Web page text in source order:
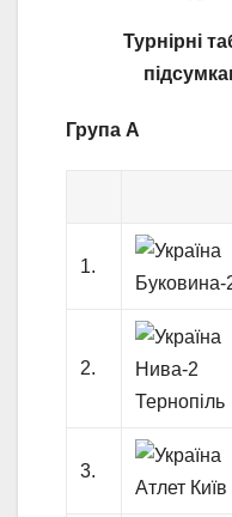
Турнірні
Група A
1.
Буковина-
2.
Нива-2
Тернопіль
3.
Атлет Київ